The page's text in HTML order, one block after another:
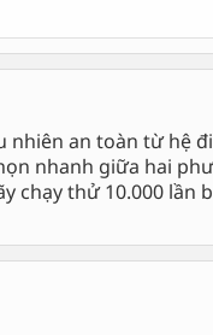
nhiên an toàn từ hệ
nhanh giữa hai
chạy thử 10.000 lần